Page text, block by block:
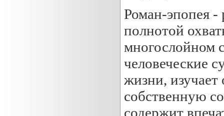
Роман-эпопея -
полнотой
многослойном
человеческие
жизни, изучает
собственную
содержит